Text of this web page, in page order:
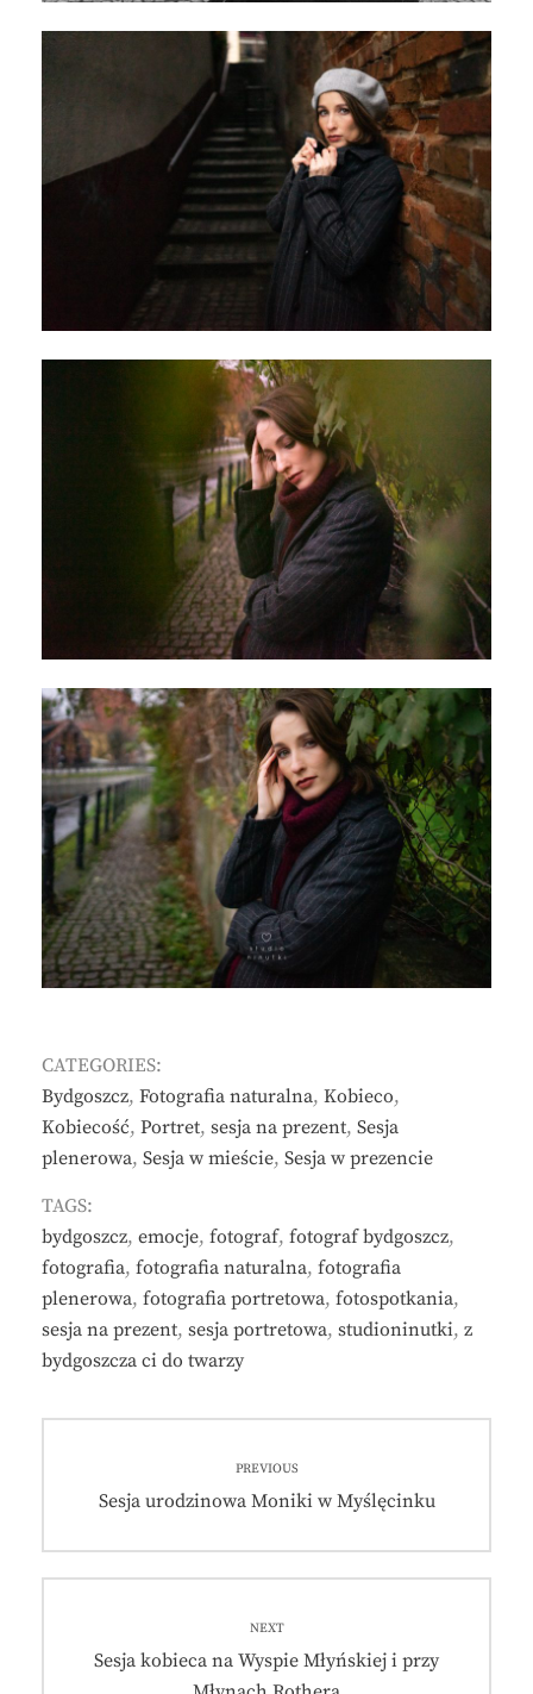
CATEGORIES:
Bydgoszcz, Fotografia naturalna, Kobieco,
Kobiecość, Portret, sesja na prezent, Sesja
plenerowa, Sesja w mieście, Sesja w prezencie
TAGS:
bydgoszcz, emocje, fotograf, fotograf bydgoszcz,
fotografia, fotografia naturalna, fotografia
plenerowa, fotografia portretowa, fotospotkania,
sesja na prezent, sesja portretowa, studioninutki, z
bydgoszcza ci do twarzy
wpisu
PREVIOUS
Previous
Sesja urodzinowa Moniki w Myślęcinku
NEXT
Next
Sesja kobieca na Wyspie Młyńskiej i przy